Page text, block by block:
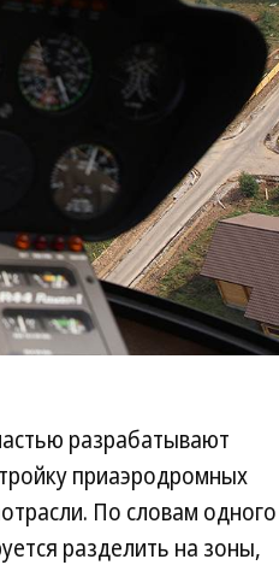
разрабатывают
приаэродромных
По словам одного
разделить на зоны,